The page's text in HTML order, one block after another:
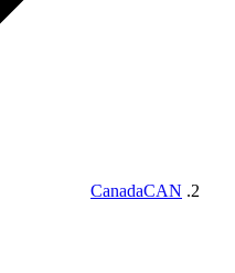
CanadaCAN